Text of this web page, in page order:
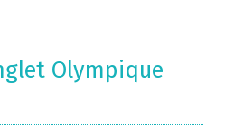
Olympique